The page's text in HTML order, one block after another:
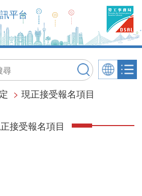
平台
> 現正接受報名項目
接受報名項目